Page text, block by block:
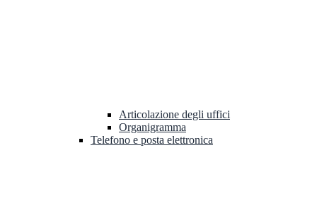
Articolazione degli uffici
Organigramma
Telefono e posta elettronica